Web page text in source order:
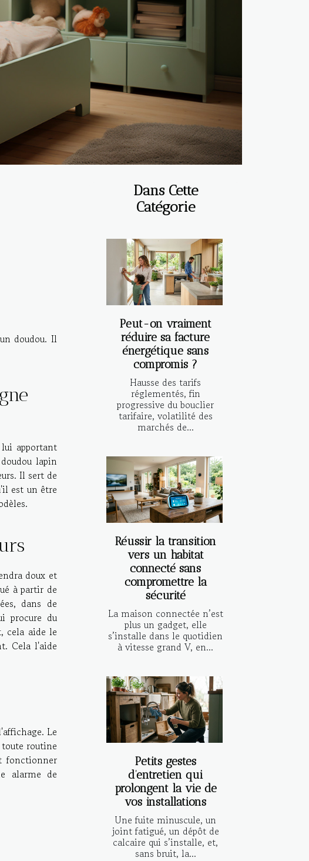
doudou. Il
apportant
lapin
Il sert de
est un être
doux et
à partir de
dans de
procure du
cela aide le
Cela l'aide
Le
routine
fonctionner
alarme de
Dans Cette
Catégorie
Peut-on vraiment
réduire sa facture
énergétique sans
compromis ?
Hausse des tarifs
réglementés, fin
progressive du bouclier
tarifaire, volatilité des
marchés de...
Réussir la transition
vers un habitat
connecté sans
compromettre la
sécurité
La maison connectée n’est
plus un gadget, elle
s’installe dans le quotidien
à vitesse grand V, en...
Petits gestes
d’entretien qui
prolongent la vie de
vos installations
Une fuite minuscule, un
joint fatigué, un dépôt de
calcaire qui s’installe, et,
sans bruit, la...